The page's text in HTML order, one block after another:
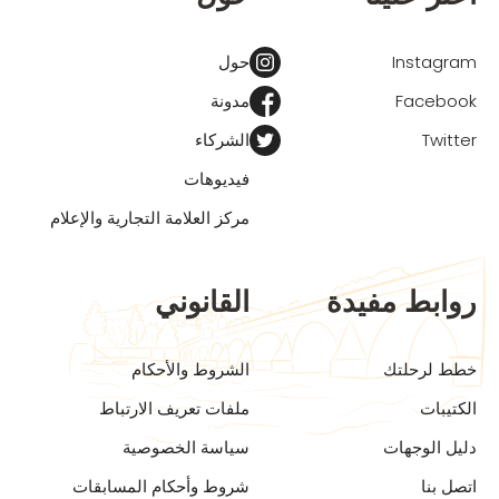
Instagram
Facebook
Twitter
حول
مدونة
الشركاء
فيديوهات
مركز العلامة التجارية والإعلام
روابط مفيدة
خطط لرحلتك
الكتيبات
دليل الوجهات
اتصل بنا
القانوني
الشروط والأحكام
ملفات تعريف الارتباط
سياسة الخصوصية
شروط وأحكام المسابقات